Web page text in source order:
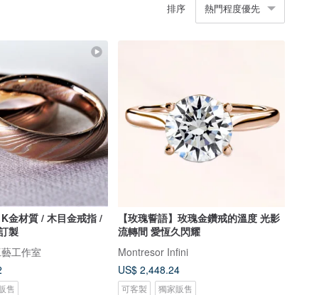
排序 熱門程度優先
金材質 / 木目金戒指 /
製
工作室
售
【玫瑰誓語】玫瑰金鑽戒的溫度 光影
流轉間 愛恆久閃耀
Montresor Infini
US$ 2,448.24
可客製 獨家販售